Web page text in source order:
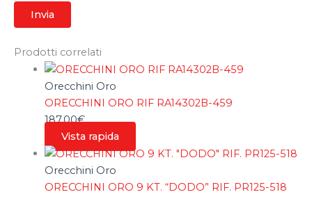
Prodotti correlati
Orecchini Oro
ORECCHINI ORO RIF RA14302B-459
187,00€
Vista rapida
Orecchini Oro
ORECCHINI ORO 9 KT. “DODO” RIF. PR125-518